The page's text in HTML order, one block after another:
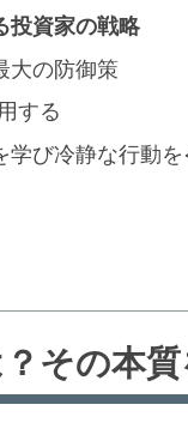
投資家の戦略
大の防御策
する
学び冷静な行動
その本質